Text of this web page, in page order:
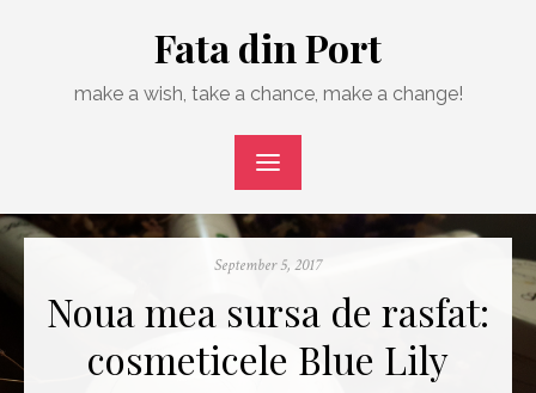
Fata din Port
make a wish, take a chance, make a change!
Posted
September 5, 2017
Noua mea sursa de rasfat:
cosmeticele Blue Lily